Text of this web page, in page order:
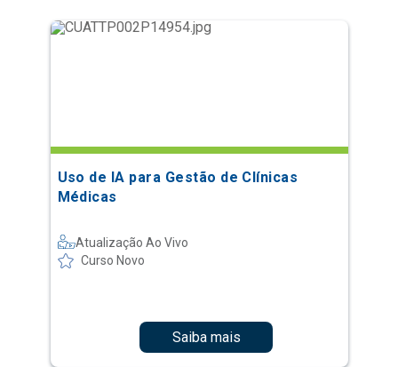
Uso de IA para Gestão de Clínicas
Médicas
Atualização Ao Vivo
Curso Novo
Saiba mais